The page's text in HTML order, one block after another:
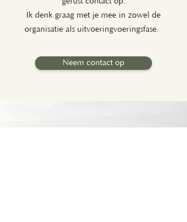
Ik denk graag met je mee in zowel de
organisatie als uitvoeringvoeringsfase.
Neem contact op